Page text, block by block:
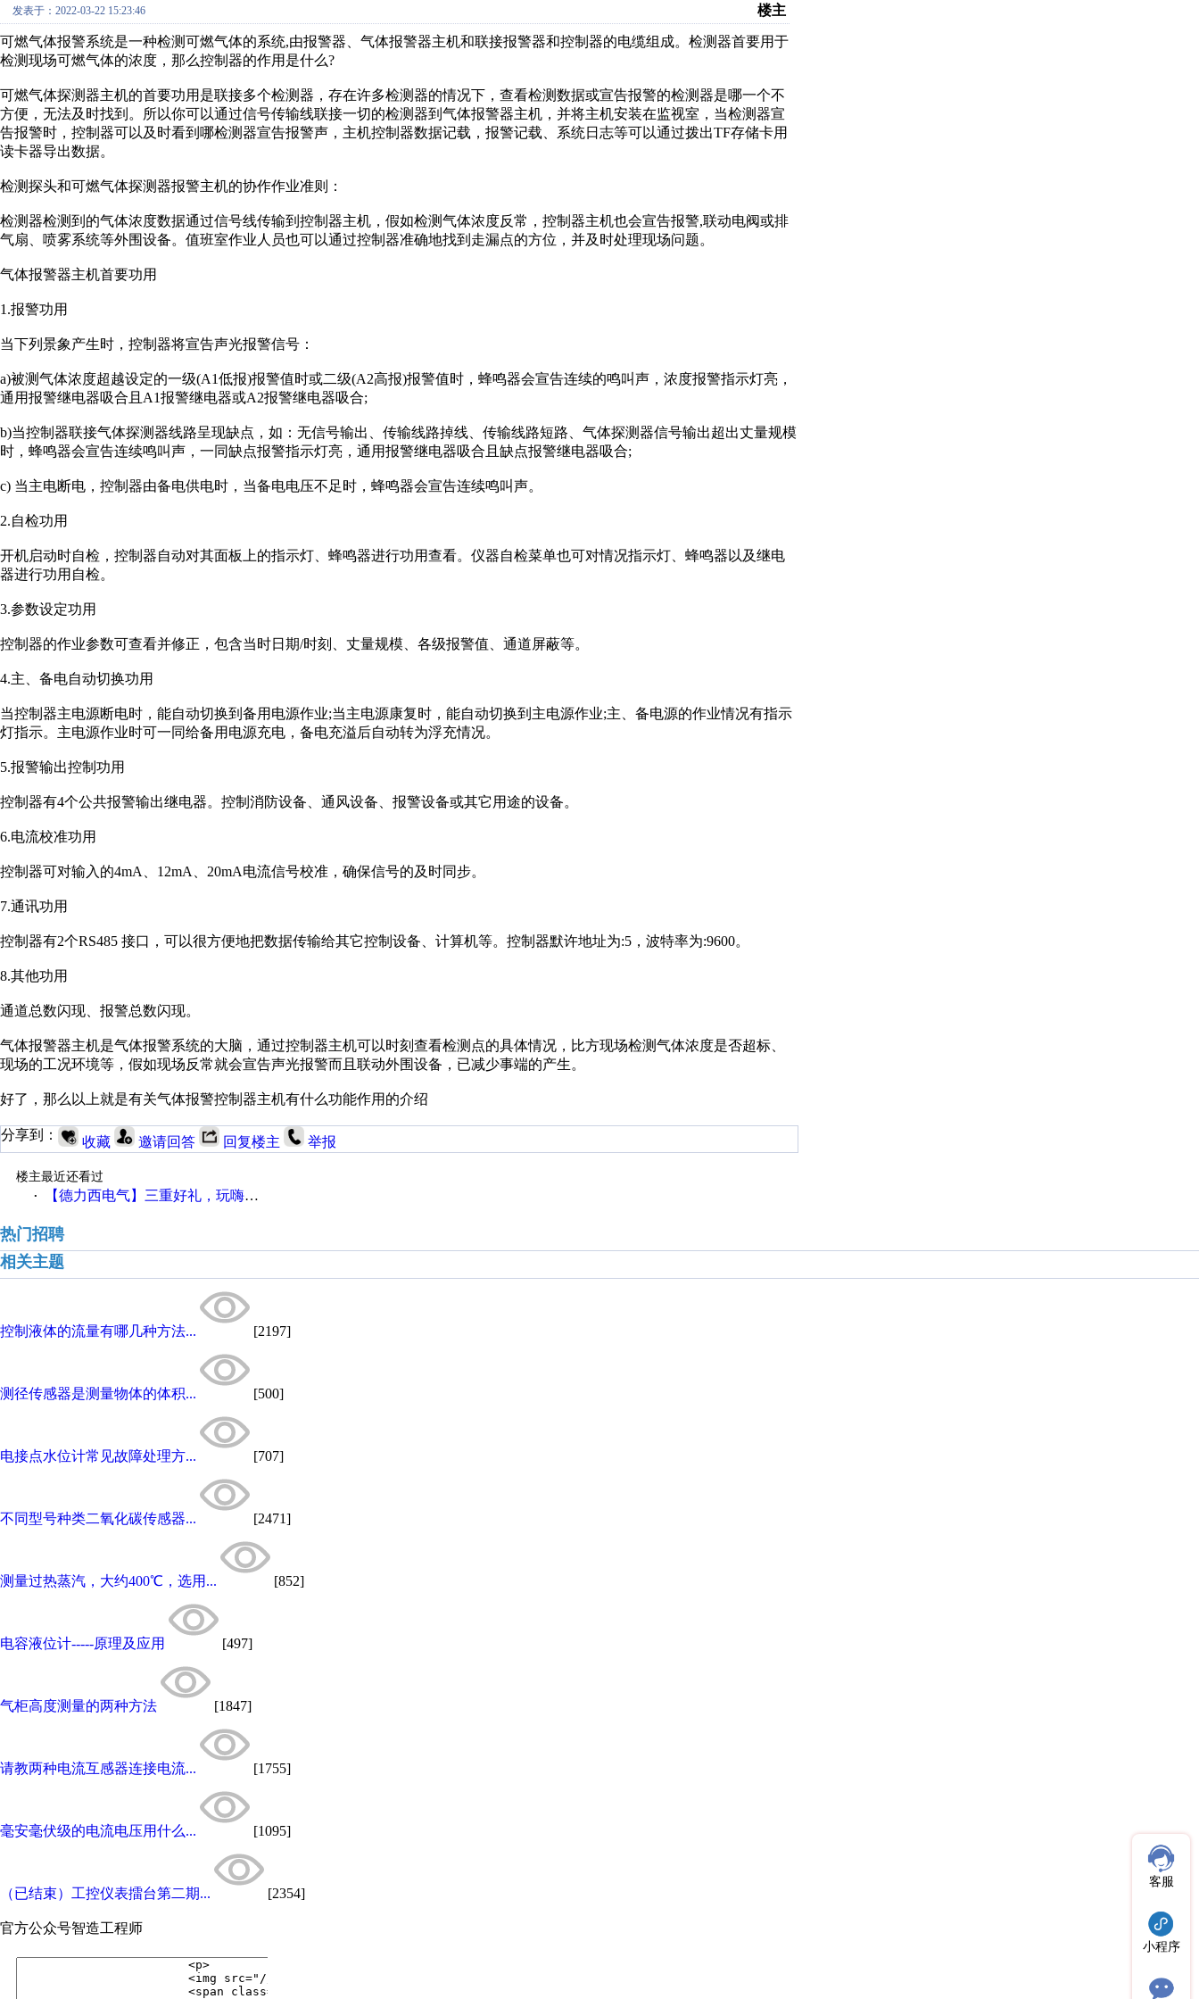
发表于：2022-03-22 15:23:46 楼主
可燃气体报警系统是一种检测可燃气体的系统,由报警器、气体报警器主机和联接报警器和控制器的电缆组成。检测器首要用于
检测现场可燃气体的浓度，那么控制器的作用是什么?
可燃气体探测器主机的首要功用是联接多个检测器，存在许多检测器的情况下，查看检测数据或宣告报警的检测器是哪一个不
方便，无法及时找到。所以你可以通过信号传输线联接一切的检测器到气体报警器主机，并将主机安装在监视室，当检测器宣
告报警时，控制器可以及时看到哪检测器宣告报警声，主机控制器数据记载，报警记载、系统日志等可以通过拨出TF存储卡用
读卡器导出数据。
检测探头和可燃气体探测器报警主机的协作作业准则：
检测器检测到的气体浓度数据通过信号线传输到控制器主机，假如检测气体浓度反常，控制器主机也会宣告报警,联动电阀或排
气扇、喷雾系统等外围设备。值班室作业人员也可以通过控制器准确地找到走漏点的方位，并及时处理现场问题。
气体报警器主机首要功用
1.报警功用
当下列景象产生时，控制器将宣告声光报警信号：
a)被测气体浓度超越设定的一级(A1低报)报警值时或二级(A2高报)报警值时，蜂鸣器会宣告连续的鸣叫声，浓度报警指示灯亮，
通用报警继电器吸合且A1报警继电器或A2报警继电器吸合;
b)当控制器联接气体探测器线路呈现缺点，如：无信号输出、传输线路掉线、传输线路短路、气体探测器信号输出超出丈量规模
时，蜂鸣器会宣告连续鸣叫声，一同缺点报警指示灯亮，通用报警继电器吸合且缺点报警继电器吸合;
c) 当主电断电，控制器由备电供电时，当备电电压不足时，蜂鸣器会宣告连续鸣叫声。
2.自检功用
开机启动时自检，控制器自动对其面板上的指示灯、蜂鸣器进行功用查看。仪器自检菜单也可对情况指示灯、蜂鸣器以及继电
器进行功用自检。
3.参数设定功用
控制器的作业参数可查看并修正，包含当时日期/时刻、丈量规模、各级报警值、通道屏蔽等。
4.主、备电自动切换功用
当控制器主电源断电时，能自动切换到备用电源作业;当主电源康复时，能自动切换到主电源作业;主、备电源的作业情况有指示
灯指示。主电源作业时可一同给备用电源充电，备电充溢后自动转为浮充情况。
5.报警输出控制功用
控制器有4个公共报警输出继电器。控制消防设备、通风设备、报警设备或其它用途的设备。
6.电流校准功用
控制器可对输入的4mA、12mA、20mA电流信号校准，确保信号的及时同步。
7.通讯功用
控制器有2个RS485 接口，可以很方便地把数据传输给其它控制设备、计算机等。控制器默许地址为:5，波特率为:9600。
8.其他功用
通道总数闪现、报警总数闪现。
气体报警器主机是气体报警系统的大脑，通过控制器主机可以时刻查看检测点的具体情况，比方现场检测气体浓度是否超标、
现场的工况环境等，假如现场反常就会宣告声光报警而且联动外围设备，已减少事端的产生。
好了，那么以上就是有关气体报警控制器主机有什么功能作用的介绍
分享到： 收藏 邀请回答 回复楼主 举报
楼主最近还看过
·
【德力西电气】三重好礼，玩嗨夏日！
热门招聘
相关主题
控制液体的流量有哪几种方法... [2197]
测径传感器是测量物体的体积... [500]
电接点水位计常见故障处理方... [707]
不同型号种类二氧化碳传感器... [2471]
测量过热蒸汽，大约400℃，选用... [852]
电容液位计-----原理及应用 [497]
气柜高度测量的两种方法 [1847]
请教两种电流互感器连接电流... [1755]
毫安毫伏级的电流电压用什么... [1095]
（已结束）工控仪表擂台第二期... [2354]
官方公众号智造工程师
客服
小程序